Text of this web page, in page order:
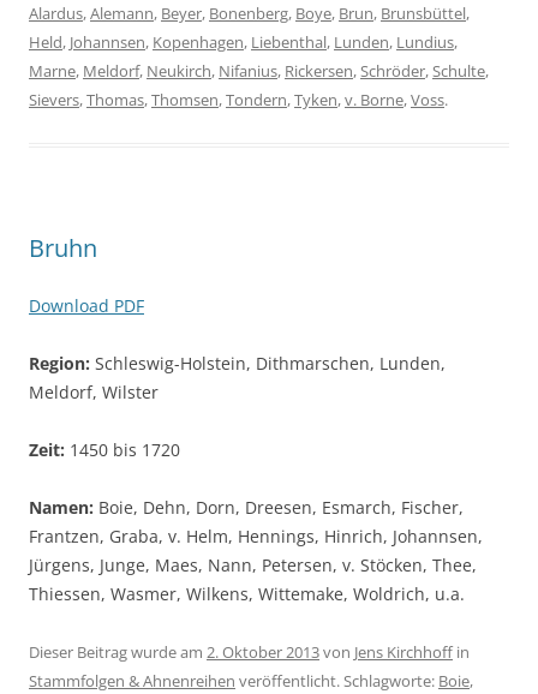
Alardus,Alemann, Beyer, Bonenberg, Boye, Brun, Brunsbüttel,
Held, Johannsen, Kopenhagen, Liebenthal, Lunden, Lundius,
Marne, Meldorf, Neukirch, Nifanius, Rickersen,Schröder,Schulte,
Sievers,Thomas,Thomsen,Tondern,Tyken,v. Borne,Voss.
Bruhn
Download PDF
Region: Schleswig-Holstein, Dithmarschen, Lunden,
Meldorf, Wilster
Zeit: 1450 bis 1720
Namen: Boie, Dehn, Dorn, Dreesen, Esmarch, Fischer,
Frantzen, Graba, v. Helm, Hennings, Hinrich, Johannsen,
Jürgens, Junge, Maes, Nann, Petersen, v. Stöcken, Thee,
Thiessen, Wasmer, Wilkens, Wittemake, Woldrich, u.a.
Dieser Beitrag wurde am 2. Oktober 2013von Jens Kirchhoffin
Stammfolgen & Ahnenreihen veröffentlicht. Schlagworte: Boie,